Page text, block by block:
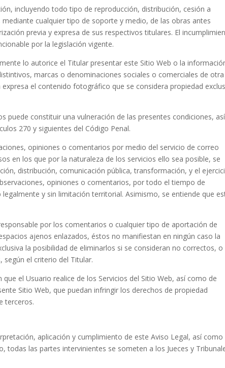
incluyendo todo tipo de reproducción, distribución, cesión a
cualquier tipo de soporte y medio, de las obras antes
previa y expresa de sus respectivos titulares. El
por la legislación vigente.
lo autorice el Titular presentar este Sitio Web o la
marcas o denominaciones sociales o comerciales de otra
el contenido fotográfico que se considera propiedad
puede constituir una vulneración de las presentes condiciones, así
270 y siguientes del Código Penal.
opiniones o comentarios por medio del servicio de correo
en los que por la naturaleza de los servicios ello sea posible, se
distribución, comunicación pública, transformación, y el
opiniones o comentarios, por todo el tiempo de
y sin limitación territorial. Asimismo, se entiende que
por los comentarios o cualquier tipo de aportación de
ajenos enlazados, éstos no manifiestan en ningún caso la
la posibilidad de eliminarlos si se consideran no correctos, o
el criterio del Titular.
el Usuario realice de los Servicios del Sitio Web, así como de
Sitio Web, que puedan infringir los derechos de propiedad
terceros.
aplicación y cumplimiento de este Aviso Legal, así como
todas las partes intervinientes se someten a los Jueces y